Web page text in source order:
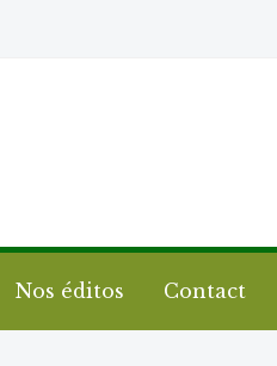
Nos éditos Contact